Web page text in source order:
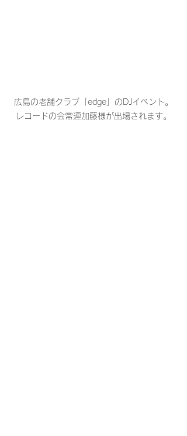
広島の老舗クラブ「edge」のDJイベント。
レコードの会常連加藤様が出場されます。